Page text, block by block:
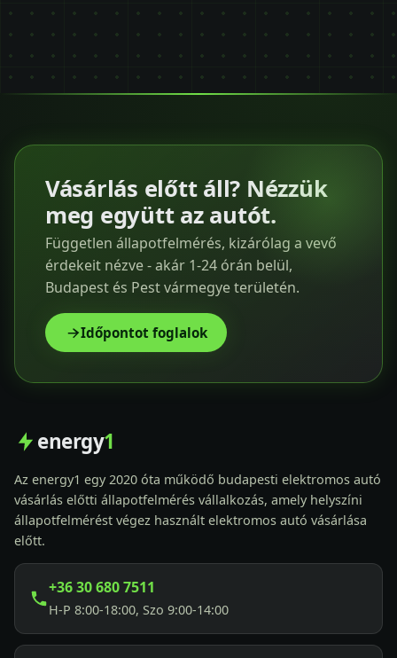
Vásárlás előtt áll? Nézzük
meg együtt az autót.
Független állapotfelmérés, kizárólag a vevő
érdekeit nézve - akár 1-24 órán belül,
Budapest és Pest vármegye területén.
Időpontot foglalok
energy1
Az energy1 egy 2020 óta működő budapesti elektromos autó
vásárlás előtti állapotfelmérés vállalkozás, amely helyszíni
állapotfelmérést végez használt elektromos autó vásárlása
előtt.
+36 30 680 7511
H-P 8:00-18:00, Szo 9:00-14:00